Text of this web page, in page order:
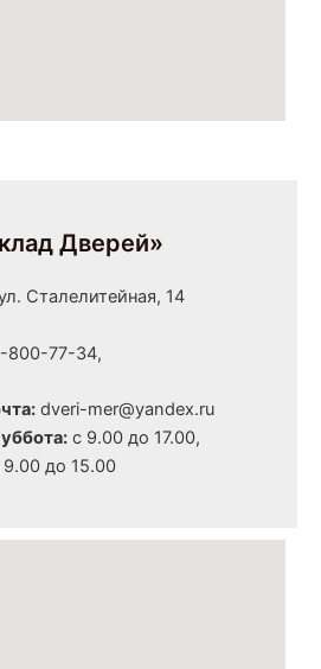
Дверей»
Сталелитейная, 14
800-77-34,
dveri-mer@yandex.ru
с 9.00 до 17.00,
9.00 до 15.00